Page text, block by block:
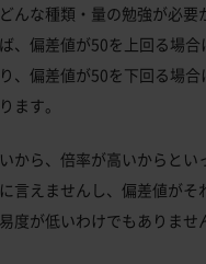
んな種類・量の勉強が必要
、偏差値が50を上回る場合
、偏差値が50を下回る場
ます。
から、倍率が高いからとい
言えませんし、偏差値がそ
度が低いわけでもありませ